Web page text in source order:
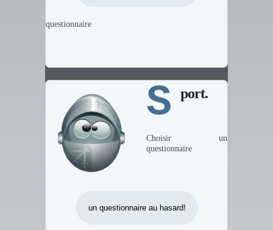
questionnaire
S port.
Choisir un
questionnaire